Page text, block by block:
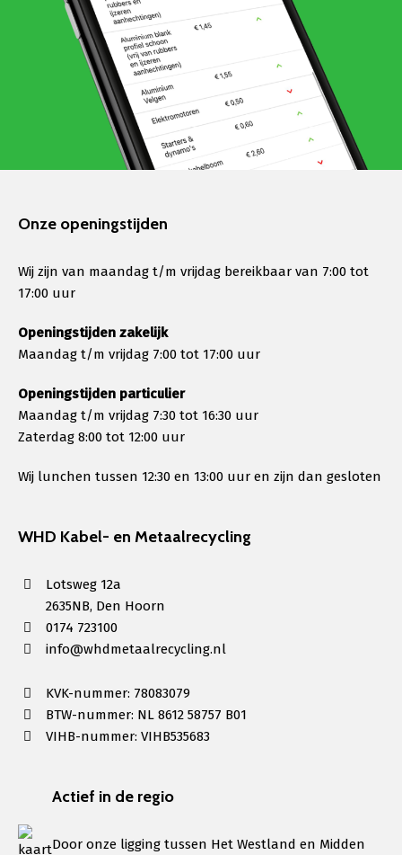
Onze openingstijden
Wij zijn van maandag t/m vrijdag bereikbaar van 7:00 tot
17:00 uur
Openingstijden zakelijk
Maandag t/m vrijdag 7:00 tot 17:00 uur
Openingstijden particulier
Maandag t/m vrijdag 7:30 tot 16:30 uur
Zaterdag 8:00 tot 12:00 uur
Wij lunchen tussen 12:30 en 13:00 uur en zijn dan gesloten
WHD Kabel- en Metaalrecycling
Lotsweg 12a
2635NB, Den Hoorn
0174 723100
info@whdmetaalrecycling.nl
KVK-nummer: 78083079
BTW-nummer: NL 8612 58757 B01
VIHB-nummer: VIHB535683
Actief in de regio
Door onze ligging tussen Het Westland en Midden